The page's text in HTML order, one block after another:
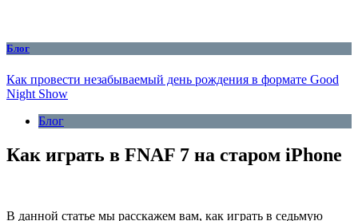
Блог
Как провести незабываемый день рождения в формате Good
Night Show
Блог
Как играть в FNAF 7 на старом iPhone
В данной статье мы расскажем вам, как играть в седьмую